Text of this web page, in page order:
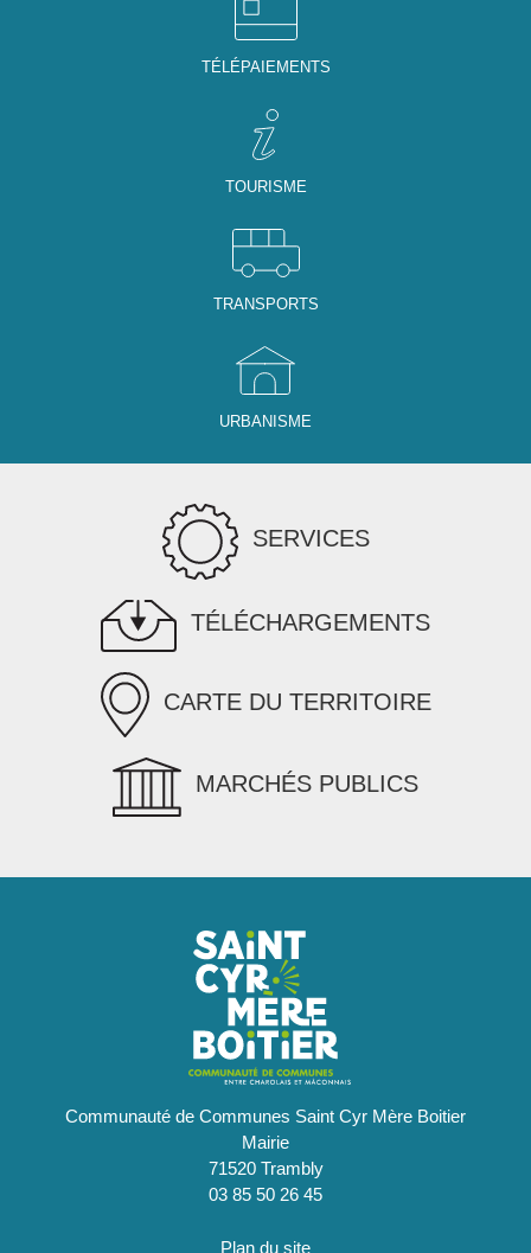
TÉLÉPAIEMENTS
TOURISME
TRANSPORTS
URBANISME
SERVICES
TÉLÉCHARGEMENTS
CARTE DU TERRITOIRE
MARCHÉS PUBLICS
Communauté de Communes Saint Cyr Mère Boitier
Mairie
71520 Trambly
03 85 50 26 45
Plan du site